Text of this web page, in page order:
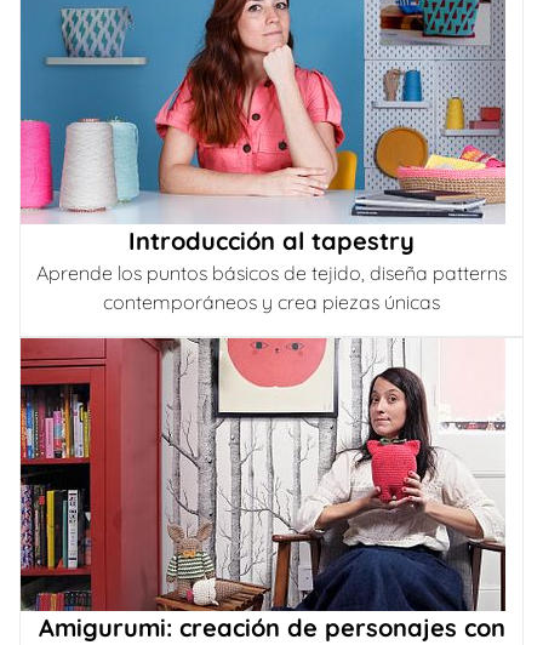
Introducción al tapestry
Aprende los puntos básicos de tejido, diseña patterns
contemporáneos y crea piezas únicas
Amigurumi: creación de personajes con